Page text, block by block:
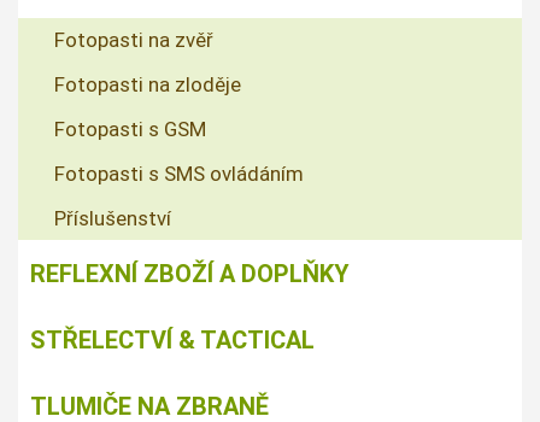
Fotopasti na zvěř
Fotopasti na zloděje
Fotopasti s GSM
Fotopasti s SMS ovládáním
Příslušenství
REFLEXNÍ ZBOŽÍ A DOPLŇKY
STŘELECTVÍ & TACTICAL
TLUMIČE NA ZBRANĚ